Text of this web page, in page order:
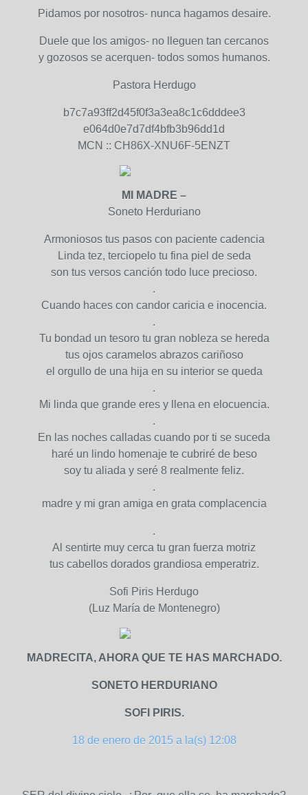
Pidamos por nosotros- nunca hagamos desaire.
Duele que los amigos- no lleguen tan cercanos
y gozosos se acerquen- todos somos humanos.
Pastora Herdugo
b7c7a93ff2d45f0f3a3ea8c1c6dddee3
e064d0e7d7df4bfb3b96dd1d
MCN :: CH86X-XNU6F-5ENZT
MI MADRE –
Soneto Herduriano
Armoniosos tus pasos con paciente cadencia
Linda tez, terciopelo tu fina piel de seda
son tus versos canción todo luce precioso.
.
Cuando haces con candor caricia e inocencia.
.
Tu bondad un tesoro tu gran nobleza se hereda
tus ojos caramelos abrazos cariñoso
el orgullo de una hija en su interior se queda
.
Mi linda que grande eres y llena en elocuencia.
.
En las noches calladas cuando por ti se suceda
haré un lindo homenaje te cubriré de beso
soy tu aliada y seré 8 realmente feliz.
.
madre y mi gran amiga en grata complacencia
.
Al sentirte muy cerca tu gran fuerza motriz
tus cabellos dorados grandiosa emperatriz.
Sofi Piris Herdugo
(Luz María de Montenegro)
MADRECITA, AHORA QUE TE HAS MARCHADO.
SONETO HERDURIANO
SOFI PIRIS.
18 de enero de 2015 a la(s) 12:08